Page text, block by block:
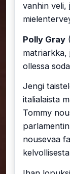
vanhin veli,
Polly Gray
matriarkka,
ollessa
Jengi
italialaista
Tommy
nousevaa